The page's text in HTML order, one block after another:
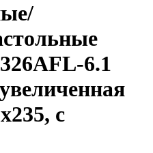
6.1
с